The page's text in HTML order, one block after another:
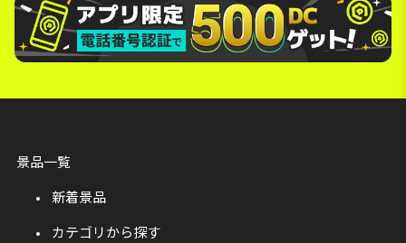
景品一覧
新着景品
カテゴリから探す